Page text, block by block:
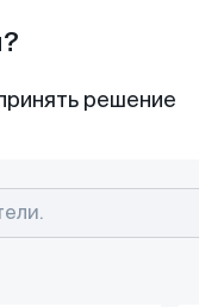
решение